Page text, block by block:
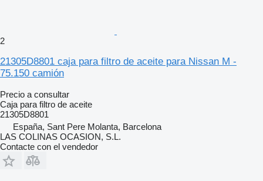
2
21305D8801 caja para filtro de aceite para Nissan M -
75.150 camión
Precio a consultar
Caja para filtro de aceite
21305D8801
España, Sant Pere Molanta, Barcelona
LAS COLINAS OCASION, S.L.
Contacte con el vendedor